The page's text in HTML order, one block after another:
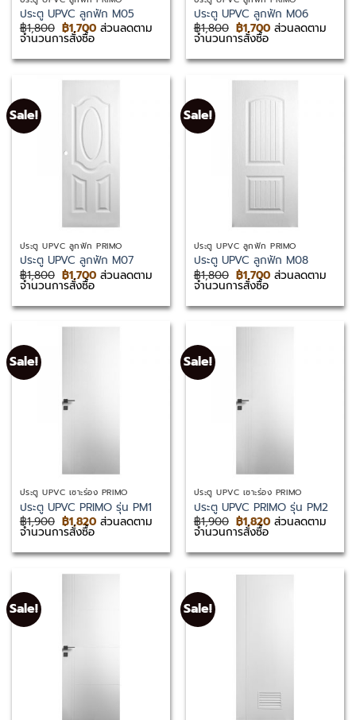
ประตู UPVC ลูกฟัก M05
฿1,800 Original
price
฿1,800.
฿1,700Current
฿1,700.
ส่วนลดตาม
จำนวนการสั่งซื้อ
ประตู UPVC ลูกฟัก M06
฿1,800 Original
price
฿1,800.
฿1,700Current
฿1,700.
ส่วนลดตาม
จำนวนการสั่งซื้อ
Sale!
ประตู UPVC ลูกฟัก PRIMO
ประตู UPVC ลูกฟัก M07
฿1,800 Original
price
was:
฿1,800.
฿1,700Current
price
฿1,700.
ส่วนลดตาม
จำนวนการสั่งซื้อ
Sale!
ประตู UPVC ลูกฟัก PRIMO
ประตู UPVC ลูกฟัก M08
฿1,800 Original
price
was:
฿1,800.
฿1,700Current
price
฿1,700.
ส่วนลดตาม
จำนวนการสั่งซื้อ
Sale!
ประตู UPVC เซาะร่อง PRIMO
ประตู UPVC PRIMO รุ่น PM1
฿1,900 Original
price
฿1,900.
฿1,820Current
฿1,820.
ส่วนลดตาม
จำนวนการสั่งซื้อ
Sale!
ประตู UPVC เซาะร่อง PRIMO
ประตู UPVC PRIMO รุ่น PM2
฿1,900 Original
price
฿1,900.
฿1,820Current
฿1,820.
ส่วนลดตาม
จำนวนการสั่งซื้อ
Sale! Sale!